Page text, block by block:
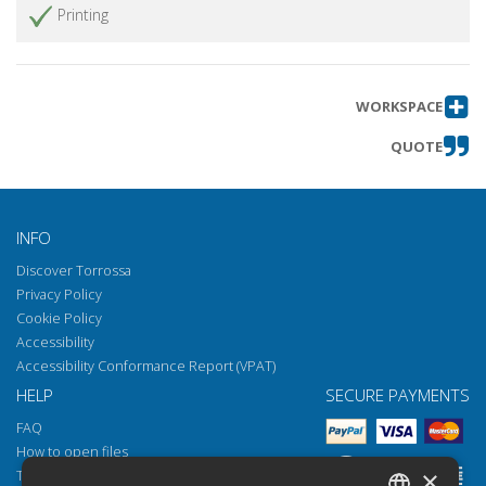
Printing
WORKSPACE
QUOTE
INFO
Discover Torrossa
Privacy Policy
Cookie Policy
Accessibility
Accessibility Conformance Report (VPAT)
HELP
FAQ
How to open files
Torrossa Reader
SECURE PAYMENTS